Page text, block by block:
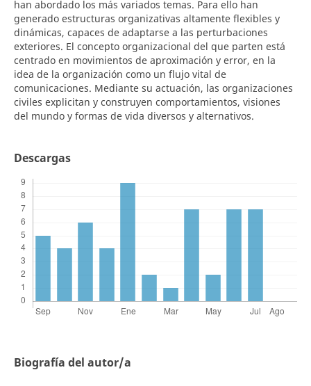
han abordado los más variados temas. Para ello han
generado estructuras organizativas altamente flexibles y
dinámicas, capaces de adaptarse a las perturbaciones
exteriores. El concepto organizacional del que parten está
centrado en movimientos de aproximación y error, en la
idea de la organización como un flujo vital de
comunicaciones. Mediante su actuación, las organizaciones
civiles explicitan y construyen comportamientos, visiones
del mundo y formas de vida diversos y alternativos.
Descargas
Biografía del autor/a